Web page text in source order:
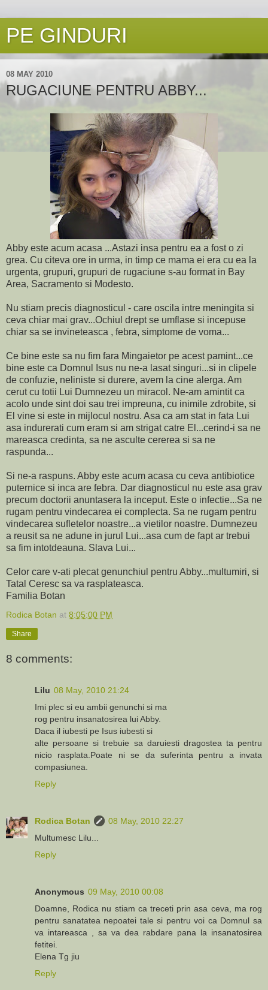
PE GINDURI
08 MAY 2010
RUGACIUNE PENTRU ABBY...
Abby este acum acasa ...Astazi insa pentru ea a fost o zi
grea. Cu citeva ore in urma, in timp ce mama ei era cu ea la
urgenta, grupuri, grupuri de rugaciune s-au format in Bay
Area, Sacramento si Modesto.
Nu stiam precis diagnosticul - care oscila intre meningita si
ceva chiar mai grav...Ochiul drept se umflase si incepuse
chiar sa se invineteasca , febra, simptome de voma...
Ce bine este sa nu fim fara Mingaietor pe acest pamint...ce
bine este ca Domnul Isus nu ne-a lasat singuri...si in clipele
de confuzie, neliniste si durere, avem la cine alerga. Am
cerut cu totii Lui Dumnezeu un miracol. Ne-am amintit ca
acolo unde sint doi sau trei impreuna, cu inimile zdrobite, si
El vine si este in mijlocul nostru. Asa ca am stat in fata Lui
asa indurerati cum eram si am strigat catre El...cerind-i sa ne
mareasca credinta, sa ne asculte cererea si sa ne
raspunda...
Si ne-a raspuns. Abby este acum acasa cu ceva antibiotice
puternice si inca are febra. Dar diagnosticul nu este asa grav
precum doctorii anuntasera la inceput. Este o infectie...Sa ne
rugam pentru vindecarea ei complecta. Sa ne rugam pentru
vindecarea sufletelor noastre...a vietilor noastre. Dumnezeu
a reusit sa ne adune in jurul Lui...asa cum de fapt ar trebui
sa fim intotdeauna. Slava Lui...
Celor care v-ati plecat genunchiul pentru Abby...multumiri, si
Tatal Ceresc sa va rasplateasca.
Familia Botan
Rodica Botan at 8:05:00 PM
Share
8 comments:
Lilu 08 May, 2010 21:24
Imi plec si eu ambii genunchi si ma
rog pentru insanatosirea lui Abby.
Daca il iubesti pe Isus iubesti si
alte persoane si trebuie sa daruiesti dragostea ta pentru
nicio rasplata.Poate ni se da suferinta pentru a invata
compasiunea.
Reply
Rodica Botan
08 May, 2010 22:27
Multumesc Lilu...
Reply
Anonymous 09 May, 2010 00:08
Doamne, Rodica nu stiam ca treceti prin asa ceva, ma rog
pentru sanatatea nepoatei tale si pentru voi ca Domnul sa
va intareasca , sa va dea rabdare pana la insanatosirea
fetitei.
Elena Tg jiu
Reply